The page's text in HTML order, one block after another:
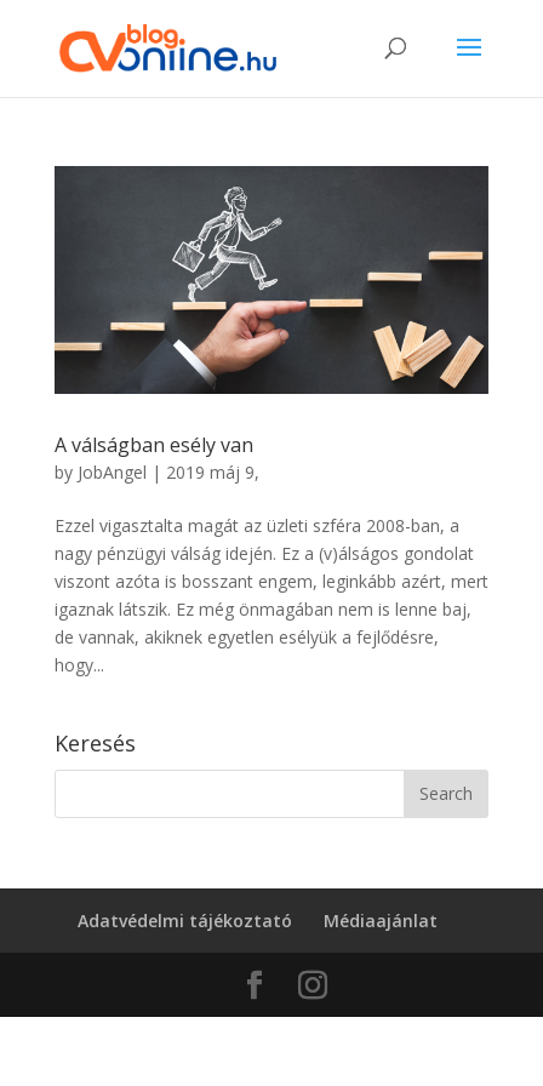
A válságban esély van
by JobAngel | 2019 máj 9,
Ezzel vigasztalta magát az üzleti szféra 2008-ban, a
nagy pénzügyi válság idején. Ez a (v)álságos gondolat
viszont azóta is bosszant engem, leginkább azért, mert
igaznak látszik. Ez még önmagában nem is lenne baj,
de vannak, akiknek egyetlen esélyük a fejlődésre,
hogy...
Keresés
Adatvédelmi tájékoztató Médiaajánlat